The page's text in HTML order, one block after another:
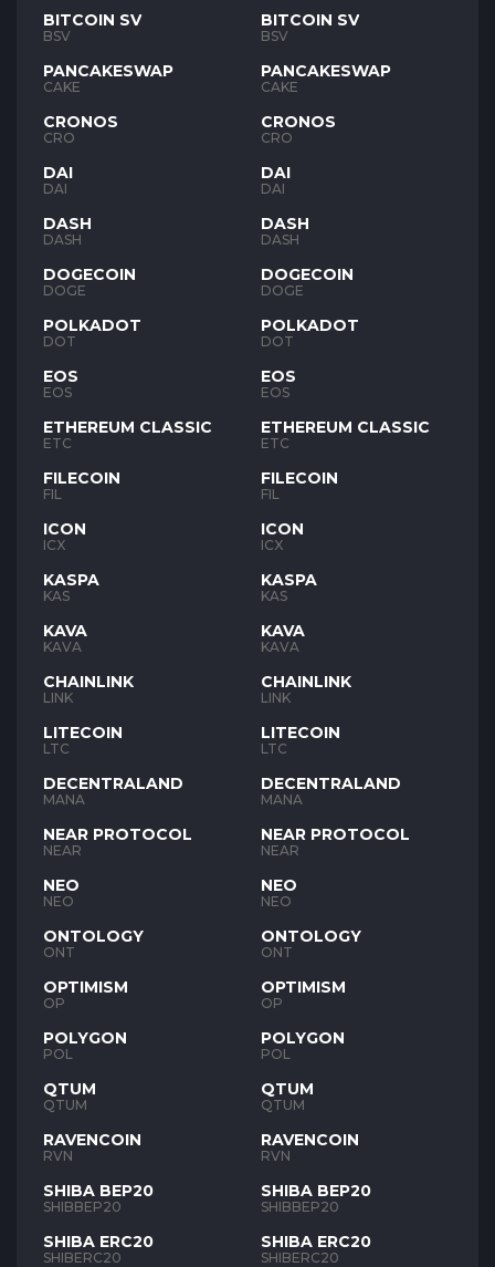
BITCOIN SV
BSV
PANCAKESWAP
CAKE
CRONOS
CRO
DAI
DAI
DASH
DASH
DOGECOIN
DOGE
POLKADOT
DOT
EOS
EOS
ETHEREUM CLASSIC
ETC
FILECOIN
FIL
ICON
ICX
KASPA
KAS
KAVA
KAVA
CHAINLINK
LINK
LITECOIN
LTC
DECENTRALAND
MANA
NEAR PROTOCOL
NEAR
NEO
NEO
ONTOLOGY
ONT
OPTIMISM
OP
POLYGON
POL
QTUM
QTUM
RAVENCOIN
RVN
SHIBA BEP20
SHIBBEP20
SHIBA ERC20
SHIBERC20
BITCOIN SV
BSV
PANCAKESWAP
CAKE
CRONOS
CRO
DAI
DAI
DASH
DASH
DOGECOIN
DOGE
POLKADOT
DOT
EOS
EOS
ETHEREUM CLASSIC
ETC
FILECOIN
FIL
ICON
ICX
KASPA
KAS
KAVA
KAVA
CHAINLINK
LINK
LITECOIN
LTC
DECENTRALAND
MANA
NEAR PROTOCOL
NEAR
NEO
NEO
ONTOLOGY
ONT
OPTIMISM
OP
POLYGON
POL
QTUM
QTUM
RAVENCOIN
RVN
SHIBA BEP20
SHIBBEP20
SHIBA ERC20
SHIBERC20